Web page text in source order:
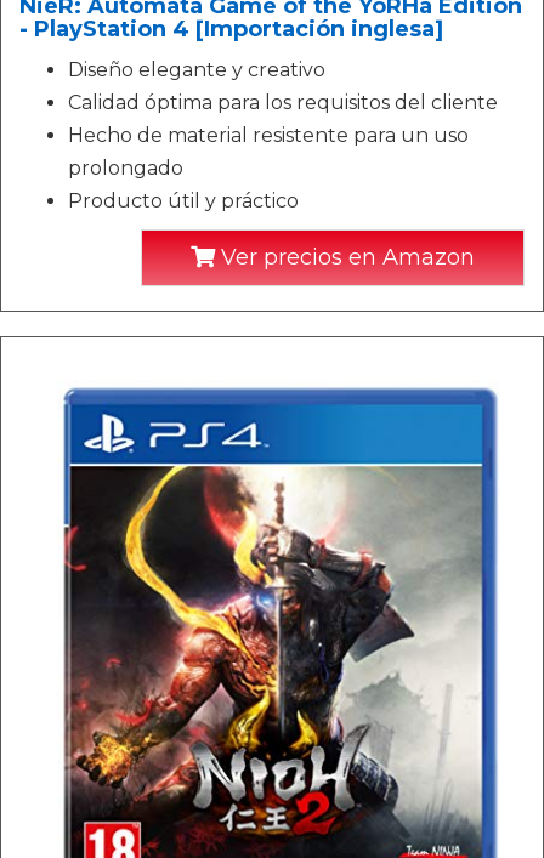
NieR: Automata Game of the YoRHa Edition
- PlayStation 4 [Importación inglesa]
Diseño elegante y creativo
Calidad óptima para los requisitos del cliente
Hecho de material resistente para un uso
prolongado
Producto útil y práctico
Ver precios en Amazon